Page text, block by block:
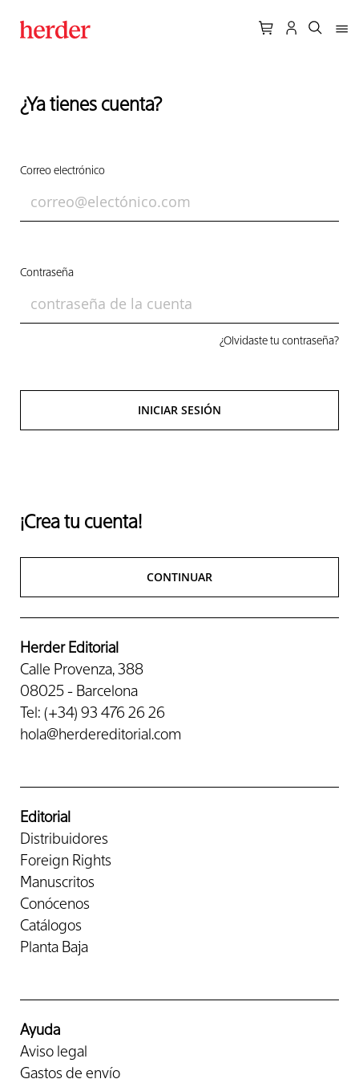
¿Ya tienes cuenta?
Correo electrónico
Contraseña
¿Olvidaste tu contraseña?
INICIAR SESIÓN
¡Crea tu cuenta!
CONTINUAR
Herder Editorial
Calle Provenza, 388
08025 - Barcelona
Tel: (+34) 93 476 26 26
hola@herdereditorial.com
Editorial
Distribuidores
Foreign Rights
Manuscritos
Conócenos
Catálogos
Planta Baja
Ayuda
Aviso legal
Gastos de envío